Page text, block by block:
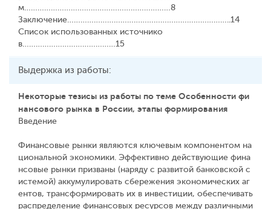
м…………………………………………………………8
Заключение………………………………………………………………..14
Список использованных источнико
в……………………………………15
Выдержка из работы:
Некоторые тезисы из работы по теме Особенности фи
нансового рынка в России, этапы формирования
Введение
Финансовые рынки являются ключевым компонентом на
циональной экономики. Эффективно действующие фина
нсовые рынки призваны (наряду с развитой банковской с
истемой) аккумулировать сбережения экономических аг
ентов, трансформировать их в инвестиции, обеспечивать
распределение финансовых ресурсов между различными